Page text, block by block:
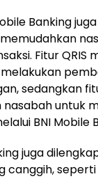
Banking
Fitur QRIS
sedangkan
nasabah untuk
BNI Mobile
juga
canggih,